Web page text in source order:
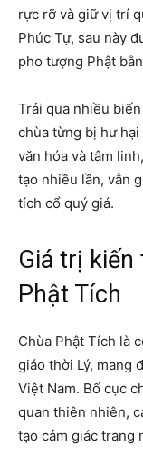
rực rỡ và giữ vị trí
Phúc Tự, sau này
pho tượng Phật
Trải qua nhiều
chùa từng bị hư
văn hóa và tâm
tạo nhiều lần, vẫn
tích cổ quý giá.
Giá trị
Phật Tích
Chùa Phật Tích là
giáo thời Lý, mang
Việt Nam. Bố cục
quan thiên nhiên,
tạo cảm giác trang